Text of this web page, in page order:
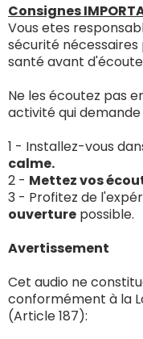
Consignes
Vous etes
sécurité
santé avant
Ne les écoutez pas
activité qui
1 - Installez-vous
calme.
2 - Mettez vos
3 - Profitez de
ouverture possible.
Avertissement
Cet audio ne
conformément à la
(Article 187):